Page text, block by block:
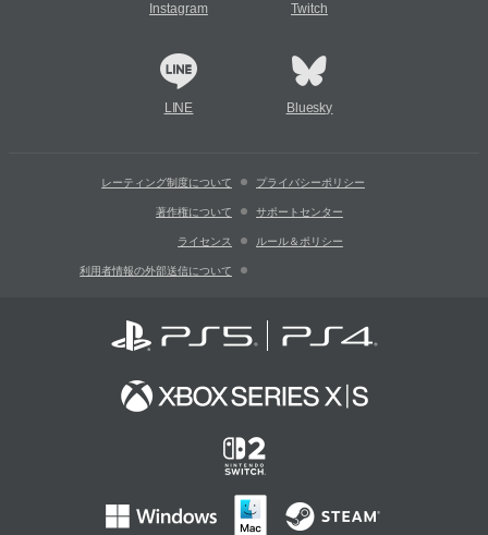
Instagram Twitch
LINE Bluesky
レーティング制度について プライバシーポリシー
著作権について サポートセンター
ライセンス ルール＆ポリシー
利用者情報の外部送信について